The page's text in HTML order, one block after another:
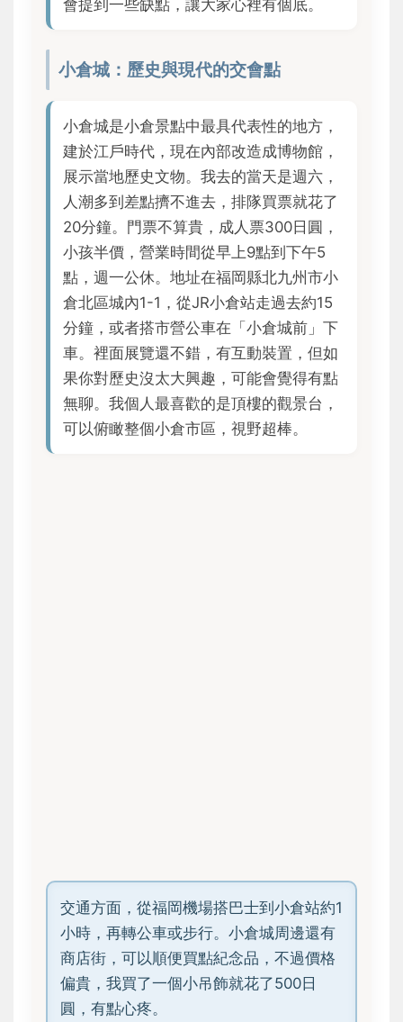
會提到一些缺點，讓大家心裡有個底。
小倉城：歷史與現代的交會點
小倉城是小倉景點中最具代表性的地方，
建於江戶時代，現在內部改造成博物館，
展示當地歷史文物。我去的當天是週六，
人潮多到差點擠不進去，排隊買票就花了
20分鐘。門票不算貴，成人票300日圓，
小孩半價，營業時間從早上9點到下午5
點，週一公休。地址在福岡縣北九州市小
倉北區城內1-1，從JR小倉站走過去約15
分鐘，或者搭市營公車在「小倉城前」下
車。裡面展覽還不錯，有互動裝置，但如
果你對歷史沒太大興趣，可能會覺得有點
無聊。我個人最喜歡的是頂樓的觀景台，
可以俯瞰整個小倉市區，視野超棒。
交通方面，從福岡機場搭巴士到小倉站約1
小時，再轉公車或步行。小倉城周邊還有
商店街，可以順便買點紀念品，不過價格
偏貴，我買了一個小吊飾就花了500日
圓，有點心疼。